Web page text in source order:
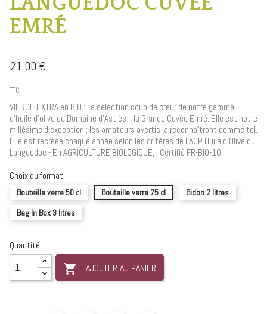
EMRÉ
21,00 €
TTC
VIERGE EXTRA en BIO : La sélection coup de cœur de notre gamme
d’huile d’olive du Domaine d’Astiès : la Grande Cuvée Emré. Elle est notre
millésime d’exception ; les amateurs avertis la reconnaîtront comme tel.
Elle est recréée chaque année selon les critères de l'AOP Huile d'Olive du
Languedoc - En AGRICULTURE BIOLOGIQUE, Certifié FR-BIO-10
Choix du format
Bouteille verre 50 cl Bouteille verre 75 cl
Bidon 2 litres
Bag In Box 3 litres
Quantité
 AJOUTER AU PANIER